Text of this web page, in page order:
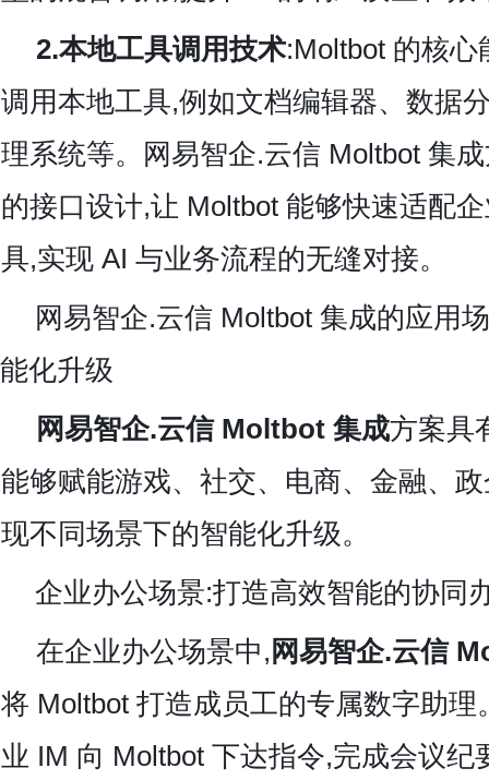
2.本地工具调用技术:Moltbot 的核心
调用本地工具,例如文档编辑器、数据
理系统等。网易智企.云信 Moltbot 集
的接口设计,让 Moltbot 能够快速适配
具,实现 AI 与业务流程的无缝对接。
网易智企.云信 Moltbot 集成的应用
能化升级
网易智企.云信 Moltbot 集成方案具
能够赋能游戏、社交、电商、金融、
现不同场景下的智能化升级。
企业办公场景:打造高效智能的协同
在企业办公场景中, 网易智企.云信
将 Moltbot 打造成员工的专属数字助理
业 IM 向 Moltbot 下达指令,完成会议纪